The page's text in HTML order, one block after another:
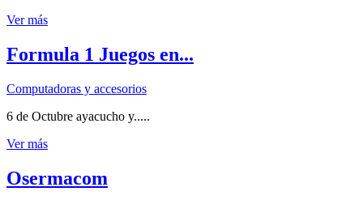
Ver más
Formula 1 Juegos en...
Computadoras y accesorios
6 de Octubre ayacucho y.....
Ver más
Osermacom